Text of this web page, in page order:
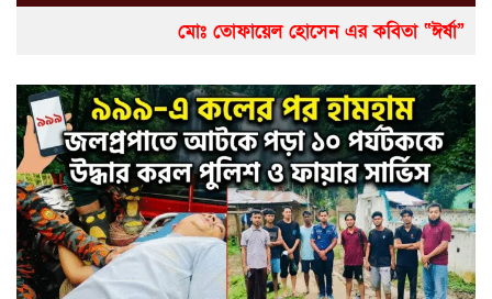
মোঃ তোফায়েল হোসেন এর কবিতা “ঈর্ষা”